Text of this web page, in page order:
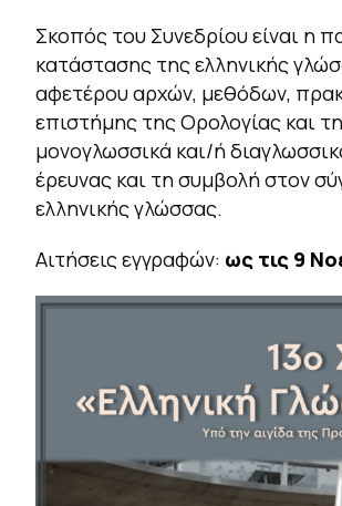
Σκοπός του Συνεδρίου είναι η
κατάστασης της ελληνικής
αφετέρου αρχών, μεθόδων,
επιστήμης της Ορολογίας και
μονογλωσσικά και/ή
έρευνας και τη συμβολή στον
ελληνικής γλώσσας.
Αιτήσεις εγγραφών: ως τις 9